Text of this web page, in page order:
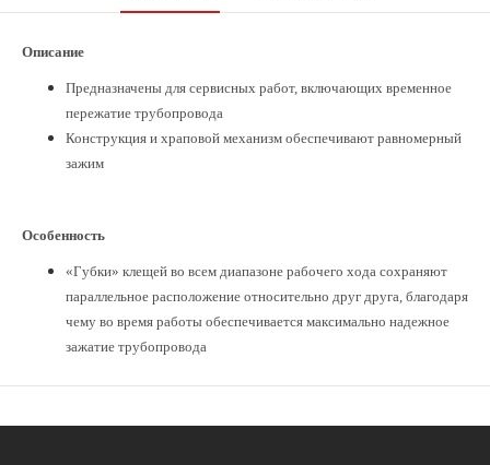
Описание
Предназначены для сервисных работ, включающих временное
пережатие трубопровода
Конструкция и храповой механизм обеспечивают равномерный
зажим
Особенность
«Губки» клещей во всем диапазоне рабочего хода сохраняют
параллельное расположение относительно друг друга, благодаря
чему во время работы обеспечивается максимально надежное
зажатие трубопровода